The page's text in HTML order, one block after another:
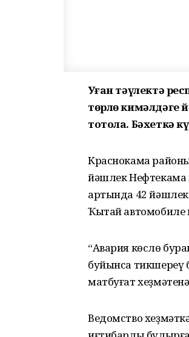
Уҙған тәүлектә
төрлө кимәлдәге
тотола. Бәхеткә
Краснокама
йәшлек Нефтекама
артында 42
Ҡытай автомобиле
“Авария көслө
буйынса тикшереү
матбуғат
Ведомство